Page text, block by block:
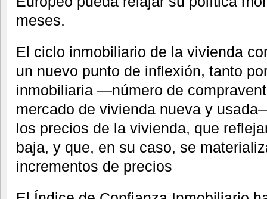
meses.
El ciclo inmobiliario de la vivienda
un nuevo punto de inflexión, tanto
inmobiliaria —número de
mercado de vivienda nueva y
los precios de la vivienda, que
baja, y que, en su caso, se
incrementos de precios